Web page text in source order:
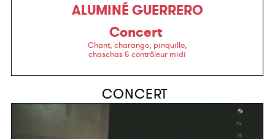
ALUMINÉ GUERRERO
Concert
Chant, charango, pinquillo,
chaschas & contrôleur midi
CONCERT